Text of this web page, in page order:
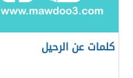
كلمات عن الرحيل